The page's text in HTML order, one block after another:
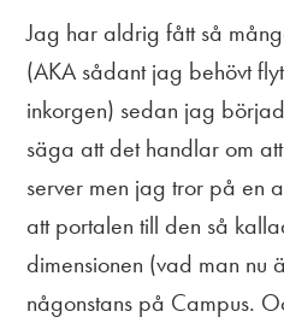
Jag har aldrig fått så
(AKA sådant jag behövt
inkorgen) sedan jag
säga att det handlar om
server men jag tror på en
att portalen till den så
dimensionen (vad man nu
någonstans på Campus.